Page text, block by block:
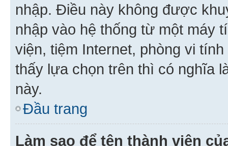
nhập. Điều này không được
nhập vào hệ thống từ một máy
viện, tiệm Internet, phòng vi
thấy lựa chọn trên thì có nghĩa
này.
Đầu trang
Làm sao để tên thành viên